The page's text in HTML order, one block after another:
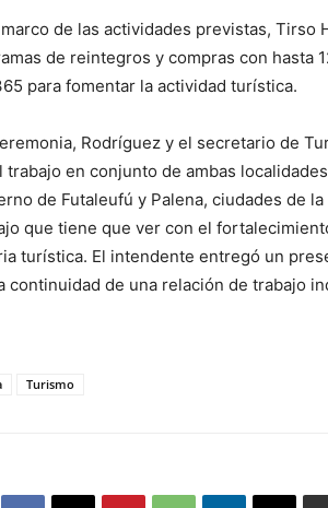
de las actividades previstas, Tirso
de reintegros y compras con hasta
para fomentar la actividad turística.
Rodríguez y el secretario de
trabajo en conjunto de ambas
de Futaleufú y Palena, ciudades de
que tiene que ver con el
turística. El intendente entregó un
continuidad de una relación de trabajo
Turismo